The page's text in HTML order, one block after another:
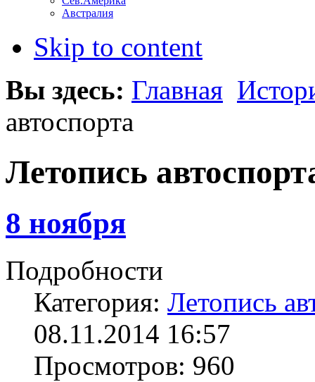
Австралия
Skip to content
Вы здесь: Главная
автоспорта
Летопись
8 ноября
Подробности
Категория: Летопись
08.11.2014 16:57
Просмотров: 960